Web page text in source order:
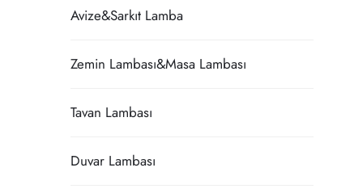
Avize&Sarkıt Lamba
Zemin Lambası&Masa Lambası
Tavan Lambası
Duvar Lambası